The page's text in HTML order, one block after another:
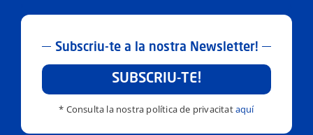
Subscriu-te a la nostra Newsletter!
SUBSCRIU-TE!
* Consulta la nostra política de privacitataquí